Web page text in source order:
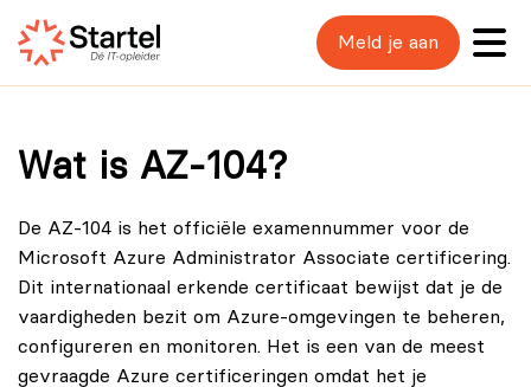
Meld je aan
Wat is AZ-104?
De AZ-104 is het officiële examennummer voor de
Microsoft Azure Administrator Associate certificering.
Dit internationaal erkende certificaat bewijst dat je de
vaardigheden bezit om Azure-omgevingen te beheren,
configureren en monitoren. Het is een van de meest
gevraagde Azure certificeringen omdat het je